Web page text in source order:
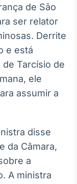
de São
ser relator
Derrite
e está
Tarcísio de
ele
assumir a
disse
da Câmara,
a
A ministra